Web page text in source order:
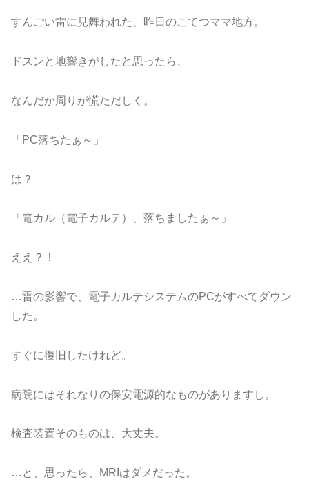
すんごい雷に見舞われた、昨日のこてつママ地方。
ドスンと地響きがしたと思ったら、
なんだか周りが慌ただしく。
「PC落ちたぁ～」
は？
「電カル（電子カルテ）、落ちましたぁ～」
ええ？！
…雷の影響で、電子カルテシステムのPCがすべてダウン
した。
すぐに復旧したけれど。
病院にはそれなりの保安電源的なものがありますし。
検査装置そのものは、大丈夫。
…と、思ったら、MRIはダメだった。